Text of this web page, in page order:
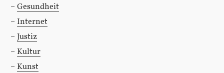
Gesundheit
Internet
Justiz
Kultur
Kunst